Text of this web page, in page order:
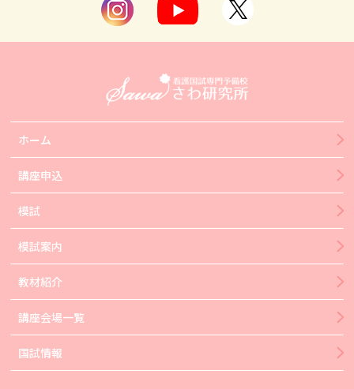
ホーム
講座申込
模試
模試案内
教材紹介
講座会場一覧
国試情報